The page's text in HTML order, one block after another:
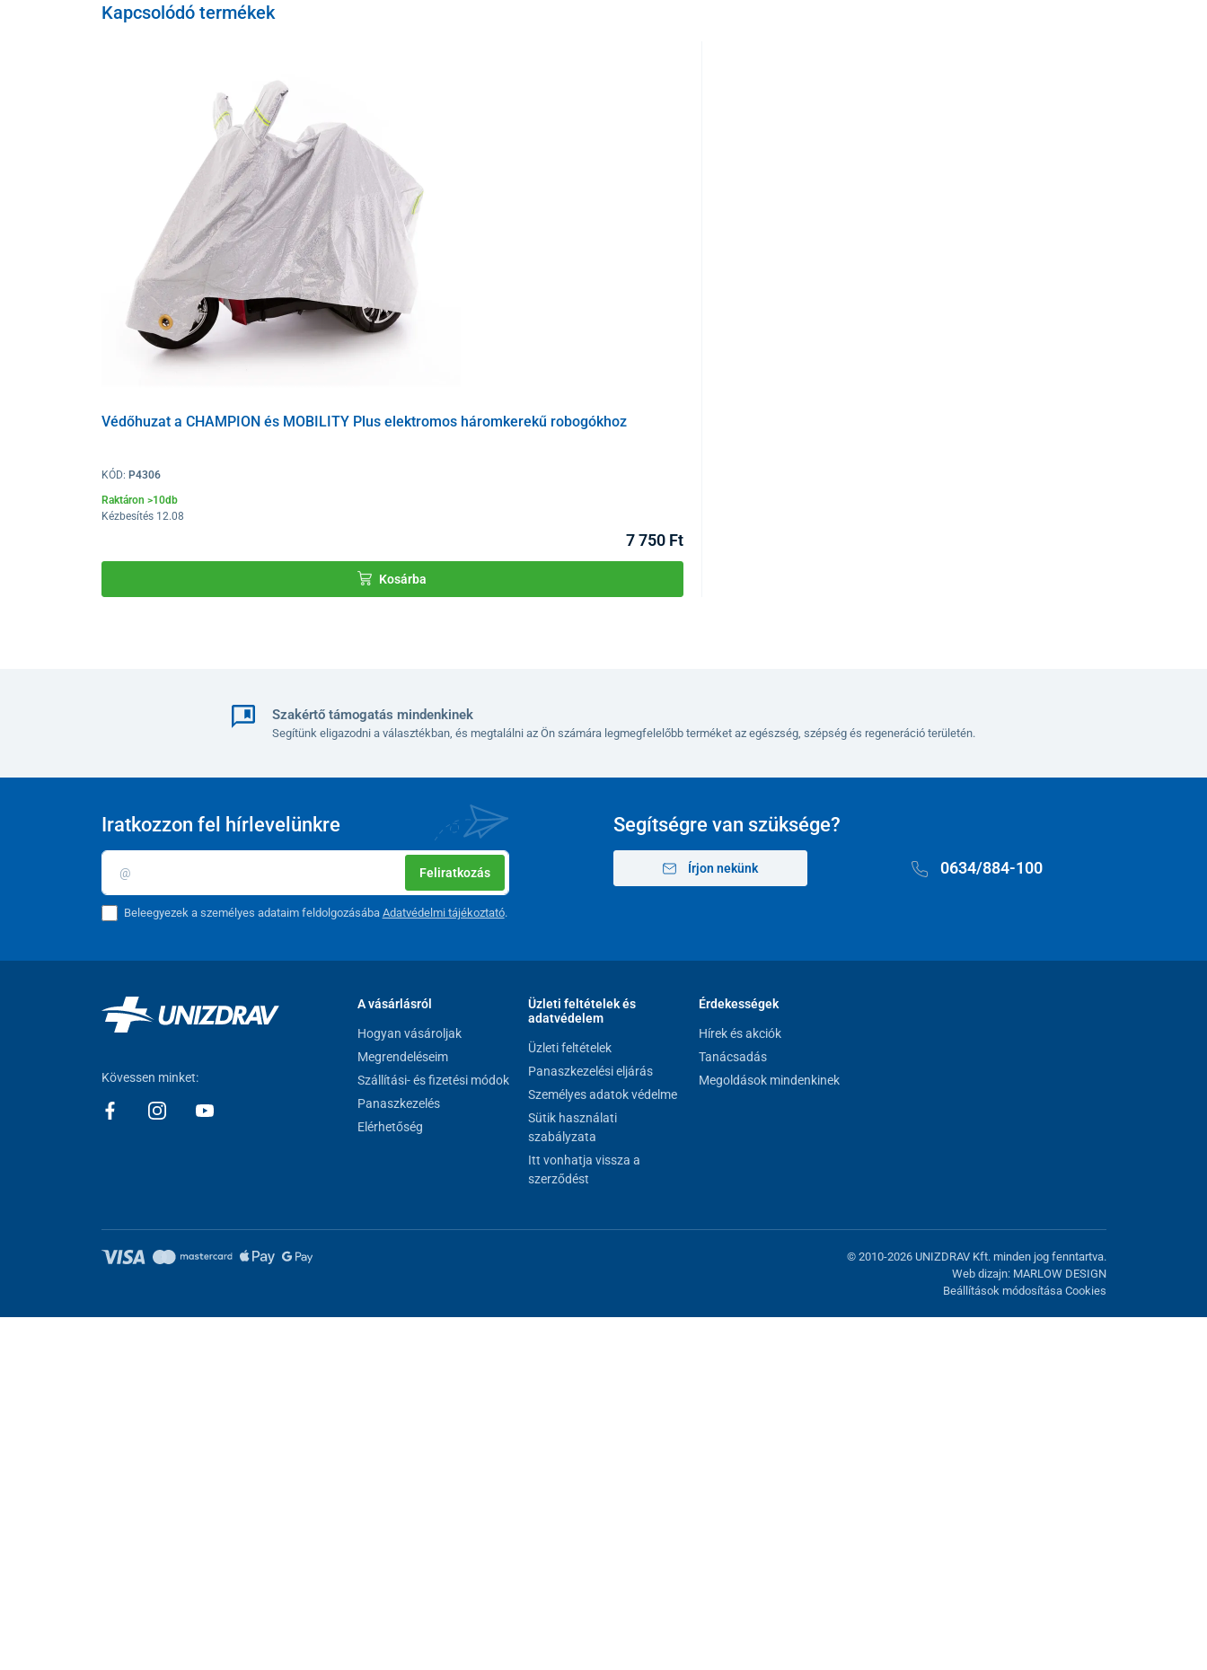
Csomag tartalma
Kapcsolódó termékek
Védőhuzat a CHAMPION és MOBILITY Plus elektromos háromkerekű robogókhoz
KÓD: P4306
Raktáron >10db
Kézbesítés 12.08
7 750 Ft
Kosárba
Szakértő támogatás mindenkinek
Segítünk eligazodni a választékban, és megtalálni az Ön számára legmegfelelőbb terméket az egészség, szépség és regeneráció területén.
Segítségre van szüksége?
Írjon nekünk 0634/884-100
Iratkozzon fel hírlevelünkre
Feliratkozás
Beleegyezek a személyes adataim feldolgozásába Adatvédelmi tájékoztató.
Kövessen minket:
A vásárlásról
Hogyan vásároljak
Megrendeléseim
Szállítási- és fizetési módok
Panaszkezelés
Elérhetőség
Üzleti feltételek és
adatvédelem
Üzleti feltételek
Panaszkezelési eljárás
Személyes adatok védelme
Sütik használati
szabályzata
Itt vonhatja vissza a
szerződést
Érdekességek
Hírek és akciók
Tanácsadás
Megoldások mindenkinek
© 2010-2026 UNIZDRAV Kft. minden jog fenntartva.
Web dizajn: MARLOW DESIGN
Beállítások módosítása Cookies